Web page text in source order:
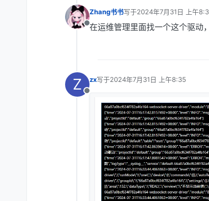
离线
Zhang书书写于2024年7月31日 上午
最后由 编辑
在运维管理里面找一个这个驱动
Z
离线
zx写于2024年7月31日 上午8:35
最后由 编辑